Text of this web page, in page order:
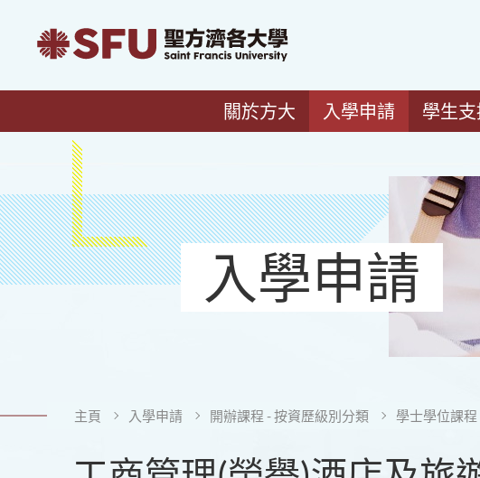
關於方大 入學申請 學生
入學申請
主頁 入學申請 開辦課程 - 按資歷級別分類 學士學位課程